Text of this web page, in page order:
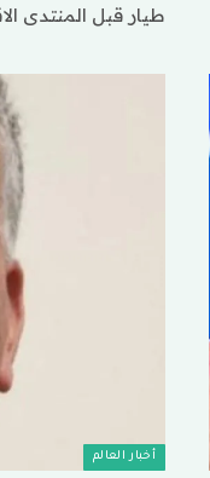
طيار قبل المنتدى
أخبار العالم